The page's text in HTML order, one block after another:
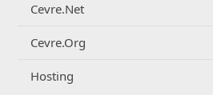
Cevre.Net
Cevre.Org
Hosting